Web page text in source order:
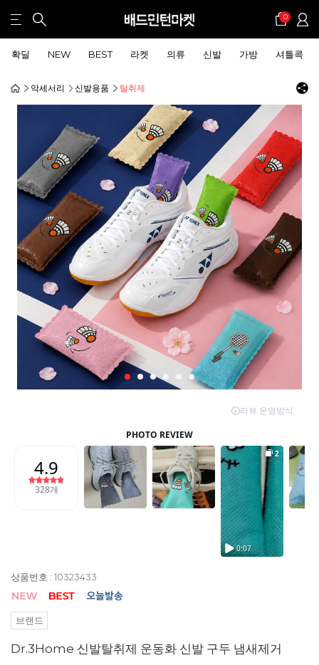
0
확딜 NEW BEST 라켓 의류 신발 가방 셔틀콕
악세서리 신발용품 탈취제
상품번호 : 10323433
브랜드
Dr.3Home 신발탈취제 운동화 신발 구두 냄새제거